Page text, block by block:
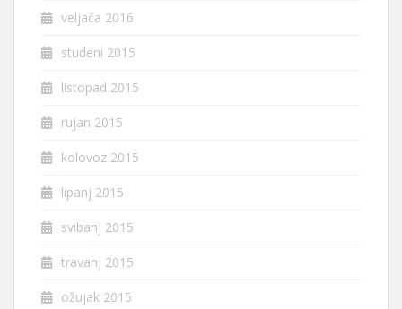
veljača 2016
studeni 2015
listopad 2015
rujan 2015
kolovoz 2015
lipanj 2015
svibanj 2015
travanj 2015
ožujak 2015